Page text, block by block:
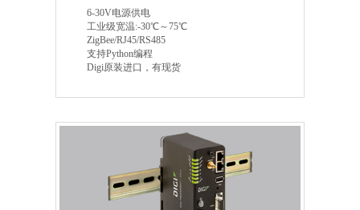
6-30V电源供电
工业级宽温:-30℃～75℃
ZigBee/RJ45/RS485
支持Python编程
Digi原装进口，有现货